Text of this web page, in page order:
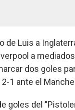
de Luis a
a
dos goles
1 ante el
goles del